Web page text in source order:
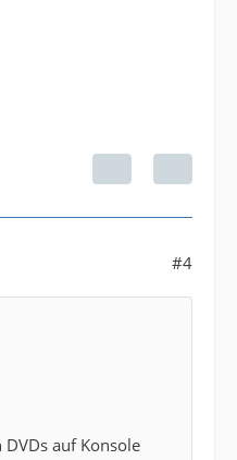
#4
auf Konsole